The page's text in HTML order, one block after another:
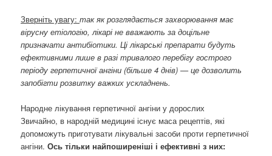
Зверніть увагу:так як розглядається захворювання має
вірусну етіологію, лікарі не вважають за доцільне
призначати антибіотики. Ці лікарські препарати будуть
ефективними лише в разі тривалого перебігу гострого
періоду герпетичної ангіни (більше 4 днів) — це дозволить
запобігти розвитку важких ускладнень.
Народне лікування герпетичної ангіни у дорослих
Звичайно, в народній медицині існує маса рецептів, які
допоможуть приготувати лікувальні засоби проти герпетичної
ангіни.Ось тільки найпоширеніші і ефективні з них: